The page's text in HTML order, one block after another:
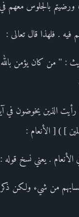
ورضيتم بالجلوس معهم
. فلهذا قال تعالى :
: " من كان يؤمن بالله
رأيت الذين يخوضون
] ) [ الأنعام :